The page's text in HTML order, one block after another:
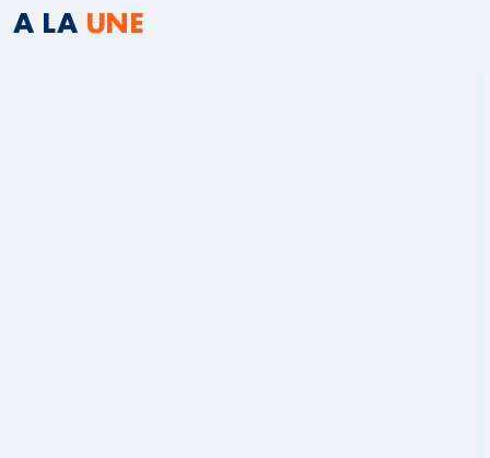
A LA UNE